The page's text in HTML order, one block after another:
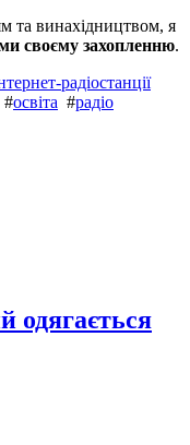
та винахідництвом, я
своєму захопленню.
радіостанції
#освіта #радіо
одягається